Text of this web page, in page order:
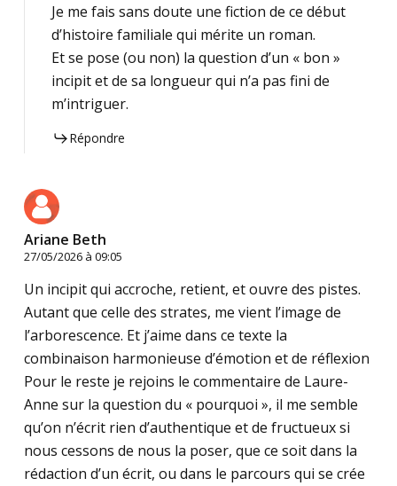
Je me fais sans doute une fiction de ce début
d’histoire familiale qui mérite un roman.
Et se pose (ou non) la question d’un « bon »
incipit et de sa longueur qui n’a pas fini de
m’intriguer.
Répondre
Ariane Beth
27/05/2026 à 09:05
Un incipit qui accroche, retient, et ouvre des pistes.
Autant que celle des strates, me vient l’image de
l’arborescence. Et j’aime dans ce texte la
combinaison harmonieuse d’émotion et de réflexion
Pour le reste je rejoins le commentaire de Laure-
Anne sur la question du « pourquoi », il me semble
qu’on n’écrit rien d’authentique et de fructueux si
nous cessons de nous la poser, que ce soit dans la
rédaction d’un écrit, ou dans le parcours qui se crée